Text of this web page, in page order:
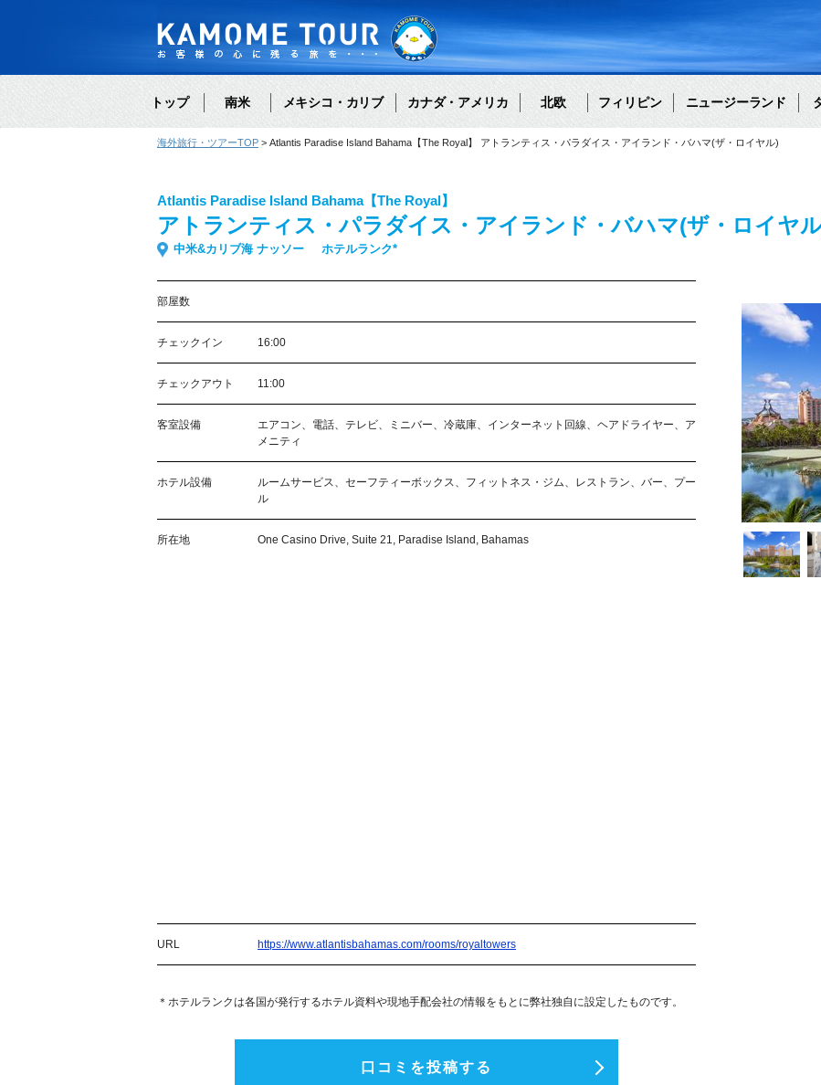
トップ 南米 メキシコ・カリブ カナダ・アメリカ 北欧 フィリピン ニュージーランド
海外旅行・ツアーTOP Atlantis Paradise Island Bahama【The Royal】 アトランティス・パラダイス・アイランド・バハマ(ザ・ロイヤル)
Atlantis Paradise Island Bahama【The Royal】
アトランティス・パラダイス・アイランド・バハマ(ザ・ロイヤ
中米&カリブ海 ナッソー ホテルランク*
部屋数
チェックイン 16:00
チェックアウト 11:00
客室設備
エアコン、電話、テレビ、ミニバー、冷蔵庫、インターネット回線、ヘアドライヤー、ア
メニティ
ホテル設備
ルームサービス、セーフティーボックス、フィットネス・ジム、レストラン、バー、プー
ル
所在地 One Casino Drive, Suite 21, Paradise Island, Bahamas
URL https://www.atlantisbahamas.com/rooms/royaltowers
＊ホテルランクは各国が発行するホテル資料や現地手配会社の情報をもとに弊社独自に設定したものです。
口コミを投稿する